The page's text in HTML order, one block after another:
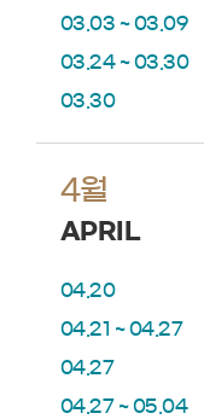
03.03 ~ 03.09
03.24 ~ 03.30
03.30
4월
APRIL
04.20
04.21 ~ 04.27
04.27
04.27 ~ 05.04